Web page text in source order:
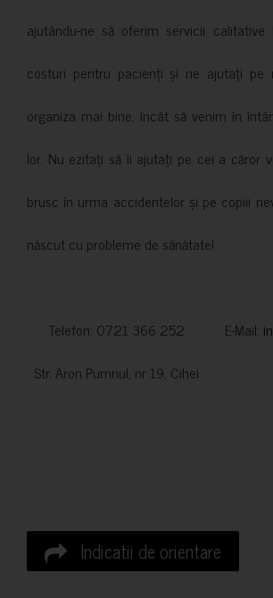
ajutându-ne să oferim servicii
costuri pentru pacienți și ne ajutați pe
organiza mai bine, încât să venim în
lor. Nu ezitați să îi ajutați pe cei a căror
brusc în urma accidentelor și pe copiii
născut cu probleme de sănătate!
Telefon: 0721 366 252 E-Mail:
Str. Aron Pumnul, nr 19, Cihei
Indicatii de orientare